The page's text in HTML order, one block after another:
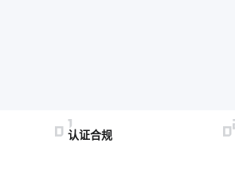
认证合规